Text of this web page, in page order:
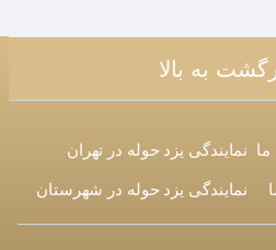
به بالا
ما نمایندگی یزد حوله در تهران
نمایندگی یزد حوله در شهرستان